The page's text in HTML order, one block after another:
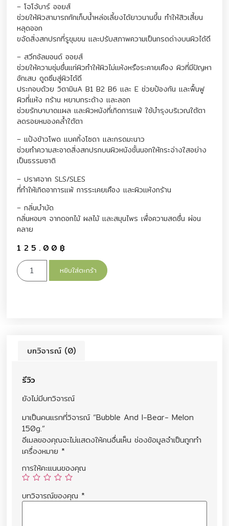
– โจโจ้บาร์ ออยส์
ช่วยให้ผิวสามารถกักเก็บน้ำหล่อเลี้ยงได้ยาวนานขึ้น ทำให้สิวเสี้ยน
หลุดออก
ขจัดสิ่งสกปรกที่รูขุมขน และปรับสภาพความเป็นกรดด่างบนผิวได้ดี
– สวีทอัลมอนด์ ออยส์
ช่วยให้ความชุ่มชื่นแก่ผิวทำให้ผิวไม่แห้งหรือระคายเคือง ผิวที่มีปัญหา
อักเสบ ดูดซึมสู่ผิวได้ดี
ประกอบด้วย วิตามินA B1 B2 B6 และ E ช่วยป้องกัน และฟื้นฟู
ผิวที่แห้ง กร้าน หยาบกระด้าง และลอก
ช่วยรักษาบาดแผล และผิวหนังที่เกิดการแพ้ ใช้บำรุงบริเวณใต้ตา
ลดรอยหมองคล้ำใต้ตา
– แป้งข้าวโพด แบคกิ้งโซดา และกรดมะนาว
ช่วยทำความสะอาดสิ่งสกปรกบนผิวหนังชั้นนอกให้กระจ่างใสอย่าง
เป็นธรรมชาติ
– ปราศจาก SLS/SLES
ที่ทำให้เกิดอาการแพ้ การระเคยเคือง และผิวแห้งกร้าน
– กลิ่นบำบัด
กลิ่นหอมๆ จากดอกไม้ ผลไม้ และสมุนไพร เพื่อความสดชื่น ผ่อน
คลาย
125.00 ฿
หยิบใส่ตะกร้า
บทวิจารณ์ (0)
รีวิว
ยังไม่มีบทวิจารณ์
มาเป็นคนแรกที่วิจารณ์ “Bubble And I-Bear- Melon
150g.”
อีเมลของคุณจะไม่แสดงให้คนอื่นเห็น ช่องข้อมูลจำเป็นถูกทำ
เครื่องหมาย *
การให้คะแนนของคุณ
บทวิจารณ์ของคุณ *